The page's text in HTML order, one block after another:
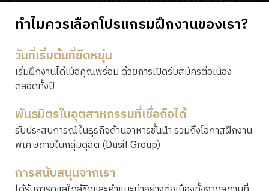
ทำไมควรเลือกโปรแกรมฝึกงานของเรา?
วันที่เริ่มต้นที่ยืดหยุ่น
เริ่มฝึกงานได้เมื่อคุณพร้อม ด้วยการเปิดรับสมัครต่อเนื่อง
ตลอดทั้งปี
พันธมิตรในอุตสาหกรรมที่เชื่อถือได้
รับประสบการณ์ในธุรกิจด้านอาหารชั้นนำ รวมถึงโอกาสฝึกงาน
พิเศษภายในกลุ่มดุสิต (Dusit Group)
การสนับสนุนจากเรา